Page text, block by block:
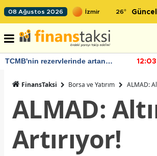
08 Ağustos 2026 26° Güncel
Bakan Şimşek, Batman Havalimanı
bulundu
11:56
FinansTaksi Borsa ve Yatırım ALMAD:
ALMAD:
Artırıyor!